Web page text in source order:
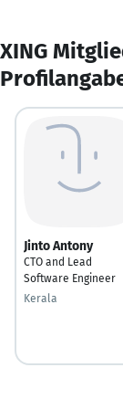
XING
Jinto Antony
CTO and Lead
Software Engineer
Kerala